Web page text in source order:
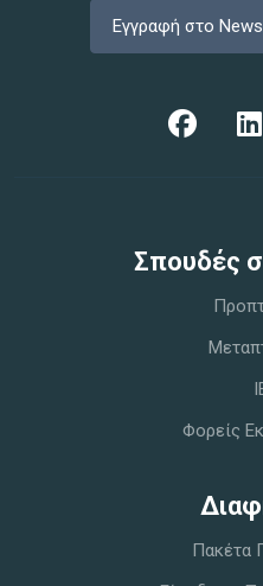
Εγγραφή στο
Σπoυδές
Φορείς
Πακέτα